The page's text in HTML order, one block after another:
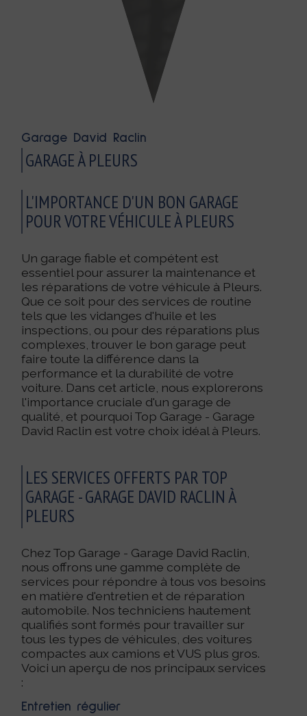
Garage David Raclin
GARAGE À PLEURS
L'IMPORTANCE D'UN BON GARAGE
POUR VOTRE VÉHICULE À PLEURS
Un garage fiable et compétent est
essentiel pour assurer la maintenance et
les réparations de votre véhicule à Pleurs.
Que ce soit pour des services de routine
tels que les vidanges d'huile et les
inspections, ou pour des réparations plus
complexes, trouver le bon garage peut
faire toute la différence dans la
performance et la durabilité de votre
voiture. Dans cet article, nous explorerons
l'importance cruciale d'un garage de
qualité, et pourquoi Top Garage - Garage
David Raclin est votre choix idéal à Pleurs.
LES SERVICES OFFERTS PAR TOP
GARAGE - GARAGE DAVID RACLIN À
PLEURS
Chez Top Garage - Garage David Raclin,
nous offrons une gamme complète de
services pour répondre à tous vos besoins
en matière d'entretien et de réparation
automobile. Nos techniciens hautement
qualifiés sont formés pour travailler sur
tous les types de véhicules, des voitures
compactes aux camions et VUS plus gros.
Voici un aperçu de nos principaux services
:
Entretien régulier